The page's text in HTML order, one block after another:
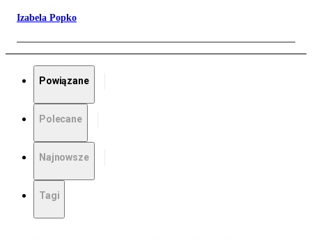
Izabela Popko
Powiązane
Polecane
Najnowsze
Tagi